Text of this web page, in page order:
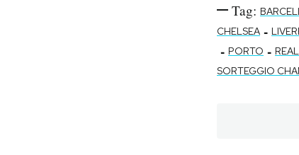
Tag:
CHELSEA -
- PORTO -
SORTEGGIO